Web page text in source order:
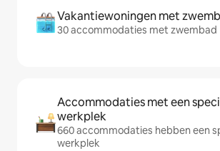
Vakantiewoningen met
30 accommodaties met zwembad
Accommodaties met een
werkplek
660 accommodaties hebben een
werkplek